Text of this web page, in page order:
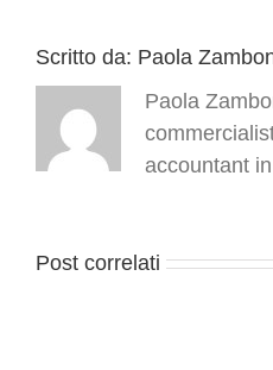
Scritto da: Paola
Paola
accountant
Post correlati